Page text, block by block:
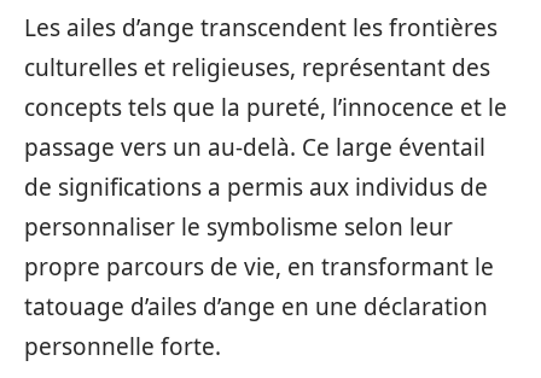
Les ailes d’ange transcendent les frontières
culturelles et religieuses, représentant des
concepts tels que la pureté, l’innocence et le
passage vers un au-delà. Ce large éventail
de significations a permis aux individus de
personnaliser le symbolisme selon leur
propre parcours de vie, en transformant le
tatouage d’ailes d’ange en une déclaration
personnelle forte.